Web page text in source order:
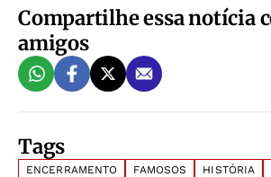
Compartilhe essa notícia
amigos
Tags
ENCERRAMENTO FAMOSOS HISTÓRIA